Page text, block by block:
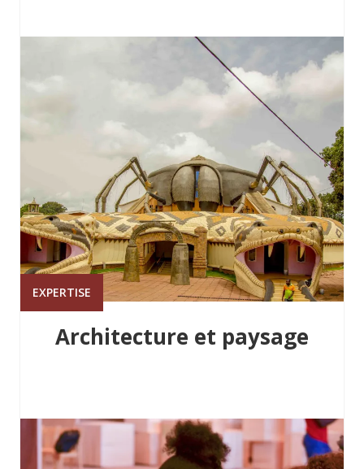
EXPERTISE
Architecture et paysage